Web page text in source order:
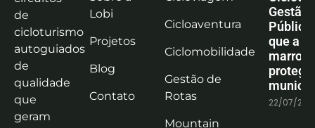
de
cicloturismo
autoguiados
de
qualidade
que
geram
Lobi
Projetos
Blog
Contato
Cicloaventura
Ciclomobilidade
Gestão de
Rotas
Mountain
Gestão
que a
marrom
protege
22/07/